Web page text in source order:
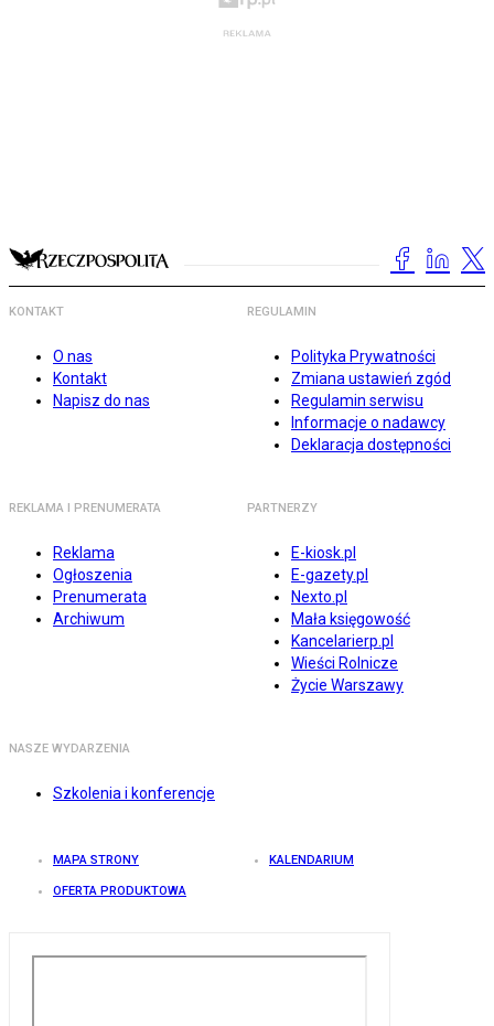
KONTAKT
O nas
Kontakt
Napisz do nas
REGULAMIN
Polityka Prywatności
Zmiana ustawień zgód
Regulamin serwisu
Informacje o nadawcy
Deklaracja dostępności
REKLAMA I PRENUMERATA
Reklama
Ogłoszenia
Prenumerata
Archiwum
PARTNERZY
E-kiosk.pl
E-gazety.pl
Nexto.pl
Mała księgowość
Kancelarierp.pl
Wieści Rolnicze
Życie Warszawy
NASZE WYDARZENIA
Szkolenia i konferencje
MAPA STRONY KALENDARIUM
OFERTA PRODUKTOWA